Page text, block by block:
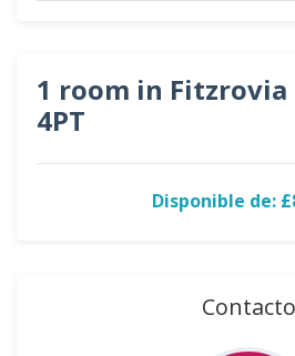
1 room in Fitzrovia
4PT
Disponible de:
Contacto